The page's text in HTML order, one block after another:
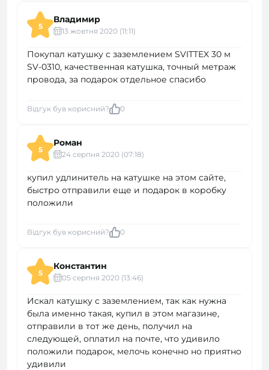
5
Владимир
13 жовтня 2020 (11:11)
Покупал катушку с заземлением SVITTEX 30 м
SV-0310, качественная катушка, точный метраж
провода, за подарок отдельное спасибо
Відгук був корисний? 0
5
Роман
24 серпня 2020 (07:18)
купил удлинитель на катушке на этом сайте,
быстро отправили еще и подарок в коробку
положили
Відгук був корисний? 0
5
Константин
05 серпня 2020 (13:46)
Искал катушку с заземлением, так как нужна
была именно такая, купил в этом магазине,
отправили в тот же день, получил на
следующей, оплатил на почте, что удивило
положили подарок, мелочь конечно но приятно
удивили